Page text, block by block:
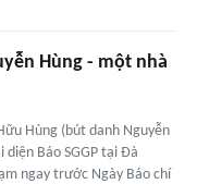
Hùng - một nhà
Hùng (bút danh Nguyễn
Báo SGGP tại Đà
ngay trước Ngày Báo chí